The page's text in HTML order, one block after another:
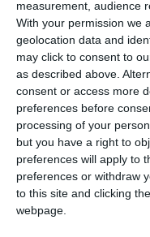
measurement, audience
With your permission we
geolocation data and
may click to consent to
as described above.
consent or access more
preferences before
processing of your
but you have a right to
preferences will apply to
preferences or withdraw
to this site and clicking
webpage.
oameni blocați și
Vezi toate STIRILE